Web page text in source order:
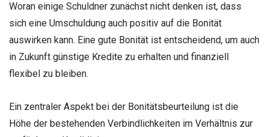
Woran einige Schuldner zunächst nicht denken ist, dass
sich eine Umschuldung auch positiv auf die Bonität
auswirken kann. Eine gute Bonität ist entscheidend, um auch
in Zukunft günstige Kredite zu erhalten und finanziell
flexibel zu bleiben.
Ein zentraler Aspekt bei der Bonitätsbeurteilung ist die
Höhe der bestehenden Verbindlichkeiten im Verhältnis zur